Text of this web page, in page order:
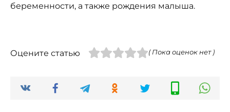
беременности, а также рождения малыша.
Оцените статью ( Пока оценок нет )